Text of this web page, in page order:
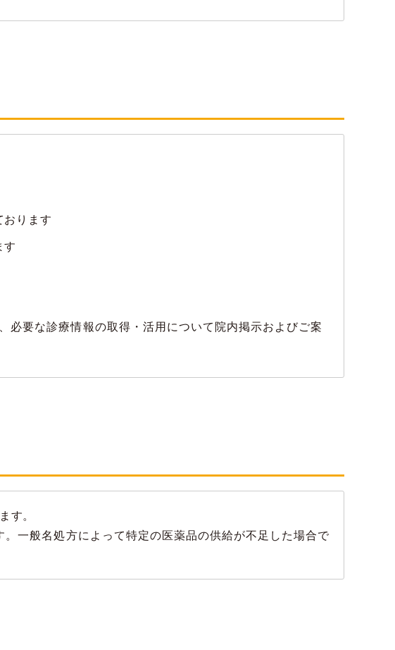
ります
す
要な診療情報の取得・活用について院内掲示およびご案
す。
一般名処方によって特定の医薬品の供給が不足した場合で